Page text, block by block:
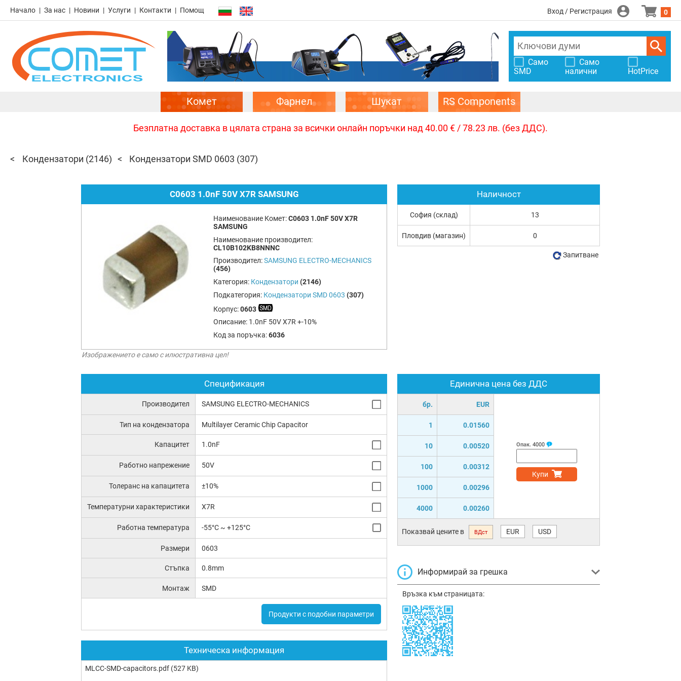
Начало За нас Новини Услуги Контакти Помощ Вход / Регистрация 0
Само
SMD
Само
налични
HotPrice
Комет Фарнел Шукат RS Components
Безплатна доставка в цялата страна за всички онлайн поръчки над 40.00 € / 78.23 лв. (без ДДС).
Кондензатори (2146) Кондензатори SMD 0603 (307)
C0603 1.0nF 50V X7R SAMSUNG
Наименование Комет:C0603 1.0nF 50V X7R
SAMSUNG
Наименование производител:
CL10B102KB8NNNC
Производител:SAMSUNG ELECTRO-MECHANICS
(456)
Категория: Кондензатори (2146)
Подкатегория: Кондензатори SMD 0603 (307)
Корпус:0603
Описание: 1.0nF 50V X7R +-10%
Код за поръчка:6036
Изображението е само с илюстративна цел!
Спецификация
Производител SAMSUNG ELECTRO-MECHANICS
Тип на кондензатора Multilayer Ceramic Chip Capacitor
Капацитет 1.0nF
Работно напрежение 50V
Толеранс на капацитета ±10%
Температурни характеристики X7R
Работна температура -55°C ~ +125°C
Размери 0603
Стъпка 0.8mm
Монтаж SMD
Продукти с подобни параметри
Техническа информация
MLCC-SMD-capacitors.pdf (527 KB)
Единична цена без ДДС
бр. EUR
1 0.01560
10 0.00520
100 0.00312
1000 0.00296
4000 0.00260
Опак. 4000
Купи
Показвай цените в ВДст EUR USD
Информирай за грешка
Връзка към страницата:
Наличност
София (склад) 13
Пловдив (магазин) 0
Запитване